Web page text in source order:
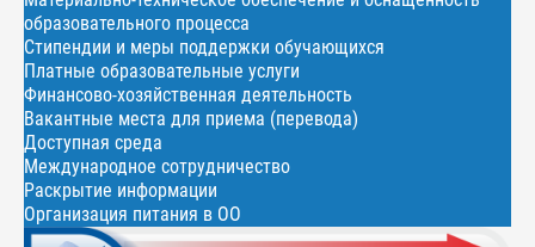
образовательного процесса
Стипендии и меры поддержки обучающихся
Платные образовательные услуги
Финансово-хозяйственная деятельность
Вакантные места для приема (перевода)
Доступная среда
Международное сотрудничество
Раскрытие информации
Организация питания в ОО